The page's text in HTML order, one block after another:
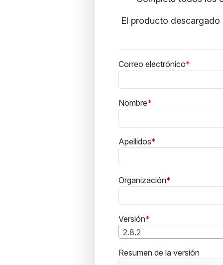
El producto
Correo electrónico
Nombre
Apellidos
Organización
Versión
2.8.2
Resumen de la versión